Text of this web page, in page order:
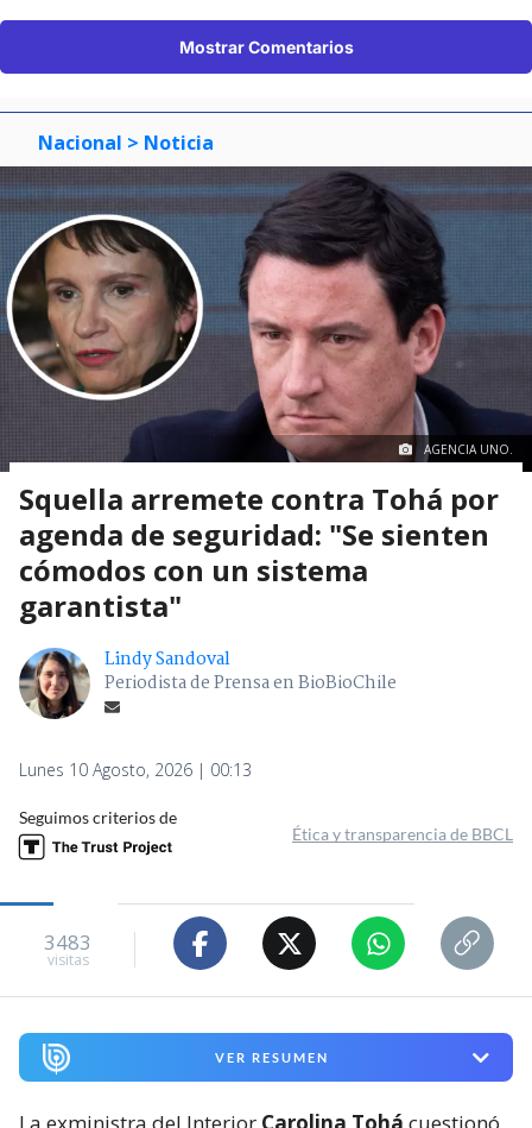
Mostrar Comentarios
Nacional > Noticia
AGENCIA UNO.
Squella arremete contra Tohá por
agenda de seguridad: "Se sienten
cómodos con un sistema
garantista"
Lindy Sandoval
Periodista de Prensa en BioBioChile
Lunes 10 Agosto, 2026 | 00:13
Seguimos criterios de
Ética y transparencia de BBCL
3483
visitas
VER RESUMEN